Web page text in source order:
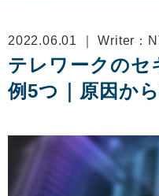
2022.06.01 ｜ Writer：
テレワークのセ
例5つ｜原因か